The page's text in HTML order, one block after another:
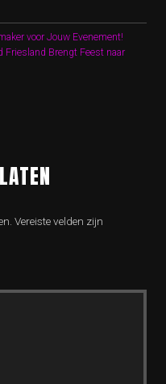
voor Jouw Evenement!
Friesland Brengt Feest naar
Vereiste velden zijn